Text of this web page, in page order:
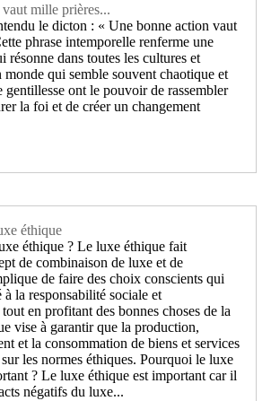
mille prières...
le dicton : « Une bonne action vaut
phrase intemporelle renferme une
résonne dans toutes les cultures et
qui semble souvent chaotique et
gentillesse ont le pouvoir de rassembler
la foi et de créer un changement
éthique
éthique ? Le luxe éthique fait
de combinaison de luxe et de
de faire des choix conscients qui
la responsabilité sociale et
en profitant des bonnes choses de la
vise à garantir que la production,
et la consommation de biens et services
les normes éthiques. Pourquoi le luxe
? Le luxe éthique est important car il
négatifs du luxe...